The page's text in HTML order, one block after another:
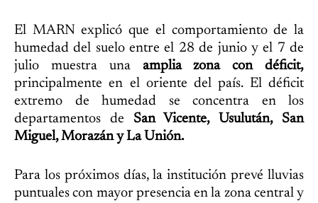
El MARN explicó que el comportamiento de la
humedad del suelo entre el 28 de junio y el 7 de
julio muestra una amplia zona con déficit,
principalmente en el oriente del país. El déficit
extremo de humedad se concentra en los
departamentos de San Vicente, Usulután, San
Miguel, Morazán y La Unión.
Para los próximos días, la institución prevé lluvias
puntuales con mayor presencia en la zona central y